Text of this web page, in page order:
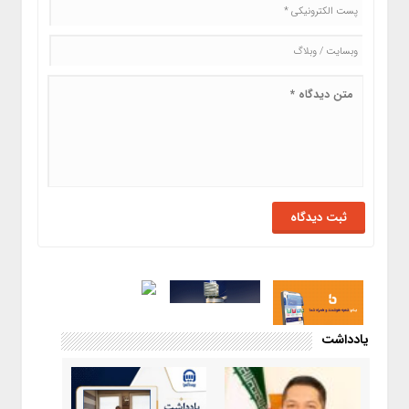
یادداشت